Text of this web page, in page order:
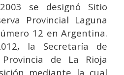
se designó Sitio
Provincial Laguna
12 en Argentina.
la Secretaría de
de La Rioja
mediante la cual